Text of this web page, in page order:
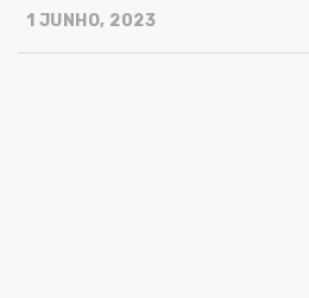
1 JUNHO, 2023